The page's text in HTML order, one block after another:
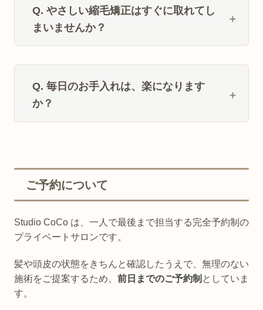
Q. やさしい縮毛矯正はすぐに取れてし
まいませんか？
Q. 毎日のお手入れは、楽になります
か？
ご予約について
Studio CoCo は、一人で最後まで担当する完全予約制の
プライベートサロンです。
髪や頭皮の状態をきちんと確認したうえで、無理のない
施術をご提案するため、 前日までのご予約制 としていま
す。